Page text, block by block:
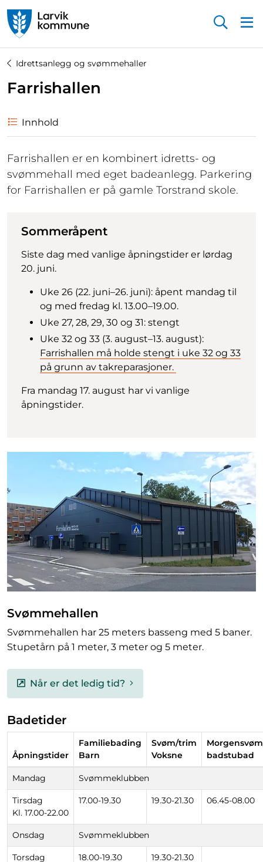
Idrettsanlegg og svømmehaller
Farrishallen
Innhold
Farrishallen er en kombinert idretts- og
svømmehall med eget badeanlegg. Parkering
for Farrishallen er på gamle Torstrand skole.
Sommeråpent
Siste dag med vanlige åpningstider er lørdag
20. juni.
Uke 26 (22. juni–26. juni): åpent mandag til
og med fredag kl. 13.00–19.00.
Uke 27, 28, 29, 30 og 31: stengt
Uke 32 og 33 (3. august–13. august):
Farrishallen må holde stengt i uke 32 og 33
på grunn av takreparasjoner.
Fra mandag 17. august har vi vanlige
åpningstider.
Svømmehallen
Svømmehallen har 25 meters basseng med 5 baner.
Stupetårn på 1 meter, 3 meter og 5 meter.
Når er det ledig tid?
Badetider
Åpningstider
Familiebading
Barn
Svøm/trim
Voksne
badstubad
Mandag Svømmeklubben
Tirsdag
Kl. 17.00-22.00
17.00-19.30 19.30-21.30 06.45-08.00
Onsdag Svømmeklubben
Torsdag
18.00-19.30 19.30-21.30